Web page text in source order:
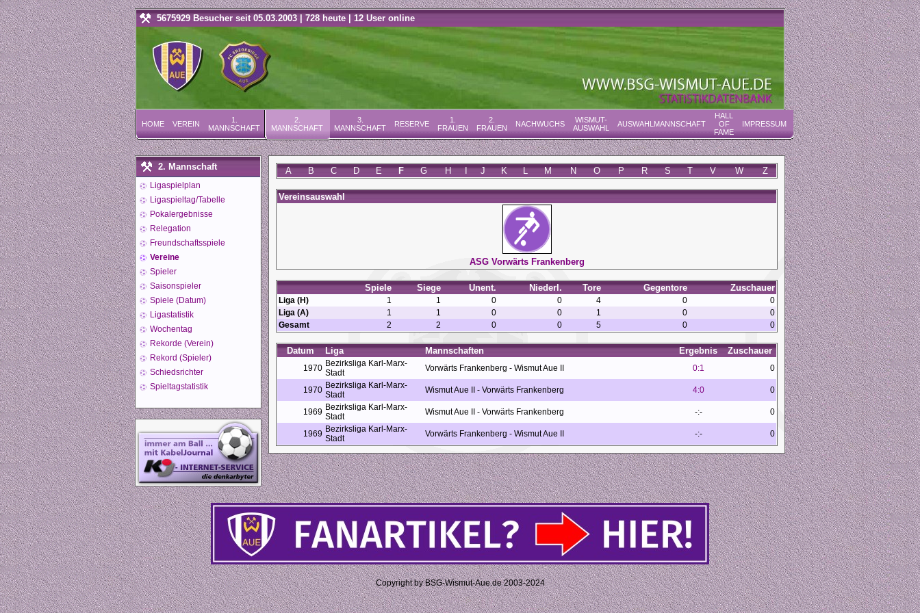
5675929 Besucher seit 05.03.2003 | 728 heute | 12 User online
HOME VEREIN
1.
MANNSCHAFT
2.
MANNSCHAFT
3.
MANNSCHAFT
RESERVE
1.
FRAUEN
2.
FRAUEN
NACHWUCHS
WISMUT-
AUSWAHL
AUSWAHLMANNSCHAFT
HALL
OF
FAME
IMPRESSUM
2. Mannschaft
Ligaspielplan
Ligaspieltag/Tabelle
Pokalergebnisse
Relegation
Freundschaftsspiele
Vereine
Spieler
Saisonspieler
Spiele (Datum)
Ligastatistik
Wochentag
Rekorde (Verein)
Rekord (Spieler)
Schiedsrichter
Spieltagstatistik
A B C D E F G H I J K L M N O P R S T V W Z
Vereinsauswahl
ASG Vorwärts Frankenberg
Spiele Siege Unent. Niederl. Tore Gegentore Zuschauer
Liga (H) 1 1 0 0 4 0
0
Liga (A)
1 1 0 0 1 0
0
Gesamt
2 2 0 0 5 0 0
Datum Liga Mannschaften Ergebnis Zuschauer
1970 Bezirksliga Karl-Marx-
Stadt
Vorwärts Frankenberg - Wismut Aue II 0:1 0
1970 Bezirksliga Karl-Marx-
Stadt
Wismut Aue II - Vorwärts Frankenberg 4:0 0
1969 Bezirksliga Karl-Marx-
Stadt
Wismut Aue II - Vorwärts Frankenberg -:- 0
1969 Bezirksliga Karl-Marx-
Stadt
Vorwärts Frankenberg - Wismut Aue II -:- 0
Copyright by BSG-Wismut-Aue.de 2003-2024